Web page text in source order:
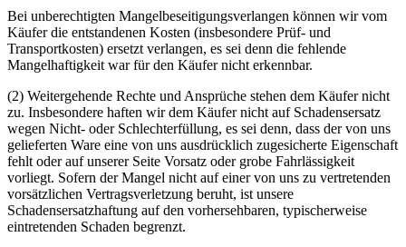
Bei unberechtigten Mangelbeseitigungsverlangen können wir vom
Käufer die entstandenen Kosten (insbesondere Prüf- und
Transportkosten) ersetzt verlangen, es sei denn die fehlende
Mangelhaftigkeit war für den Käufer nicht erkennbar.
(2) Weitergehende Rechte und Ansprüche stehen dem Käufer nicht
zu. Insbesondere haften wir dem Käufer nicht auf Schadensersatz
wegen Nicht- oder Schlechterfüllung, es sei denn, dass der von uns
gelieferten Ware eine von uns ausdrücklich zugesicherte Eigenschaft
fehlt oder auf unserer Seite Vorsatz oder grobe Fahrlässigkeit
vorliegt. Sofern der Mangel nicht auf einer von uns zu vertretenden
vorsätzlichen Vertragsverletzung beruht, ist unsere
Schadensersatzhaftung auf den vorhersehbaren, typischerweise
eintretenden Schaden begrenzt.